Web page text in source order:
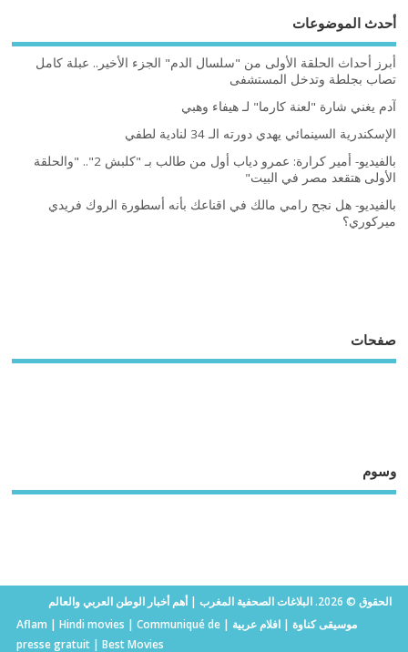
أحدث الموضوعات
أبرز أحداث الحلقة الأولى من "سلسال الدم" الجزء الأخير.. عبلة كامل
تصاب بجلطة وتدخل المستشفى
آدم يغني شارة "لعنة كارما" لـ هيفاء وهبي
الإسكندرية السينمائي يهدي دورته الـ 34 لنادية لطفي
بالفيديو- أمير كرارة: عمرو دياب أول من طالب بـ "كلبش 2".. "والحلقة
الأولى هتقعد مصر في البيت"
بالفيديو- هل نجح رامي مالك في اقناعك بأنه أسطورة الروك فريدي
ميركوري؟
صفحات
وسوم
الحقوق © 2026. البلاغات الصحفية المغرب | أهم أخبار الوطن العربي والعالم
موسيقى كناوة |افلام عربية |
Aflam | Hindi movies | Communiqué de
presse gratuit| Best Movies